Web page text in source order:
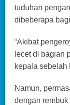
tuduhan
dibeberapa
“Akibat
lecet di bagian
kepala sebelah
Namun,
dengan